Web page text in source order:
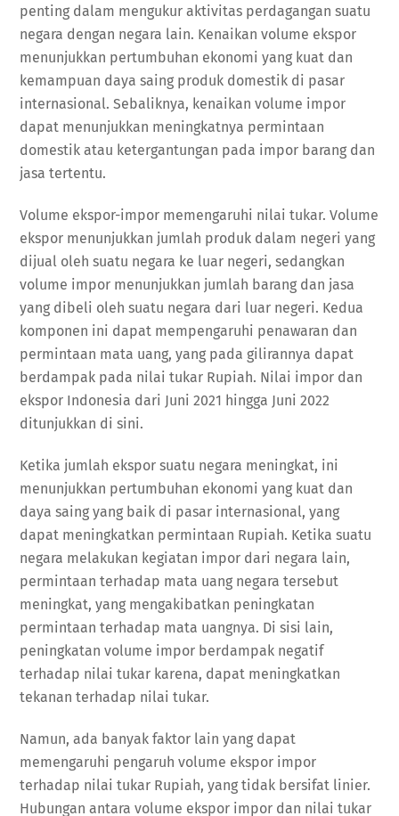
penting dalam mengukur aktivitas perdagangan suatu
negara dengan negara lain. Kenaikan volume ekspor
menunjukkan pertumbuhan ekonomi yang kuat dan
kemampuan daya saing produk domestik di pasar
internasional. Sebaliknya, kenaikan volume impor
dapat menunjukkan meningkatnya permintaan
domestik atau ketergantungan pada impor barang dan
jasa tertentu.
Volume ekspor-impor memengaruhi nilai tukar. Volume
ekspor menunjukkan jumlah produk dalam negeri yang
dijual oleh suatu negara ke luar negeri, sedangkan
volume impor menunjukkan jumlah barang dan jasa
yang dibeli oleh suatu negara dari luar negeri. Kedua
komponen ini dapat mempengaruhi penawaran dan
permintaan mata uang, yang pada gilirannya dapat
berdampak pada nilai tukar Rupiah. Nilai impor dan
ekspor Indonesia dari Juni 2021 hingga Juni 2022
ditunjukkan di sini.
Ketika jumlah ekspor suatu negara meningkat, ini
menunjukkan pertumbuhan ekonomi yang kuat dan
daya saing yang baik di pasar internasional, yang
dapat meningkatkan permintaan Rupiah. Ketika suatu
negara melakukan kegiatan impor dari negara lain,
permintaan terhadap mata uang negara tersebut
meningkat, yang mengakibatkan peningkatan
permintaan terhadap mata uangnya. Di sisi lain,
peningkatan volume impor berdampak negatif
terhadap nilai tukar karena, dapat meningkatkan
tekanan terhadap nilai tukar.
Namun, ada banyak faktor lain yang dapat
memengaruhi pengaruh volume ekspor impor
terhadap nilai tukar Rupiah, yang tidak bersifat linier.
Hubungan antara volume ekspor impor dan nilai tukar